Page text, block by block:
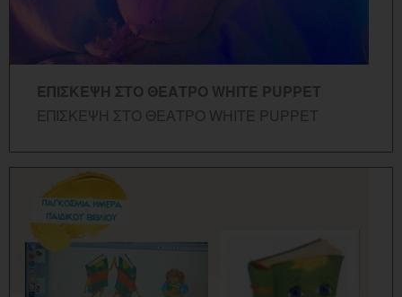
ΕΠΙΣΚΕΨΗ ΣΤΟ ΘΕΑΤΡΟ WHITE PUPPET
ΕΠΙΣΚΕΨΗ ΣΤΟ ΘΕΑΤΡΟ WHITE PUPPET